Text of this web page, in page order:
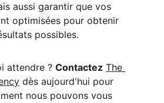
aussi garantir que vos
optimisées pour obtenir
possibles.
attendre ? Contactez The
dès aujourd'hui pour
nous pouvons vous